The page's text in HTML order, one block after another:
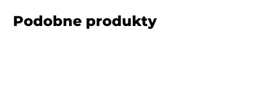
Podobne produkty